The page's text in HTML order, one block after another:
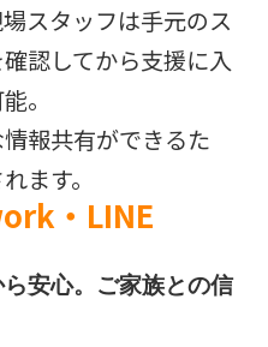
スタッフは手元のス
認してから支援に入
。
報共有ができるた
ます。
・LINE
安心。ご家族との信